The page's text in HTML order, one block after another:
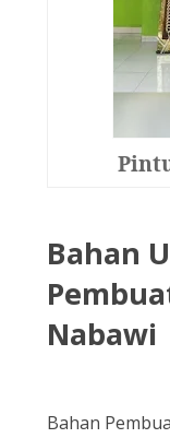
Bahan
Nabawi
Bahan